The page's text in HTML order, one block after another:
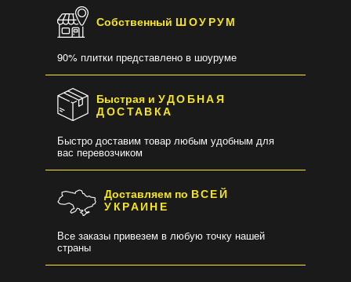
Собственный ШОУРУМ
90% плитки представлено в шоуруме
Быстрая иУДОБНАЯ
ДОСТАВКА
Быстро доставим товар любым удобным для
вас перевозчиком
Доставляем по ВСЕЙ
УКРАИНЕ
Все заказы привезем в любую точку нашей
страны